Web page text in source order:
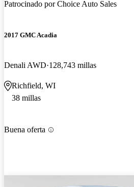
Patrocinado porChoice Auto Sales
2017 GMC Acadia
Denali AWD 128,743 millas
Richfield, WI
38 millas
Buena oferta